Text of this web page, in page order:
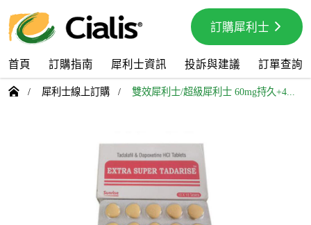
訂購犀利士
首頁 訂購指南 犀利士資訊 投訴與建議 訂單查詢
 / 犀利士線上訂購 / 雙效犀利士/超級犀利士 60mg持久+4...